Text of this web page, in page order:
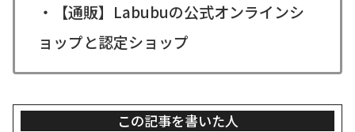
・【通販】Labubuの公式オンラインシ
ョップと認定ショップ
この記事を書いた人